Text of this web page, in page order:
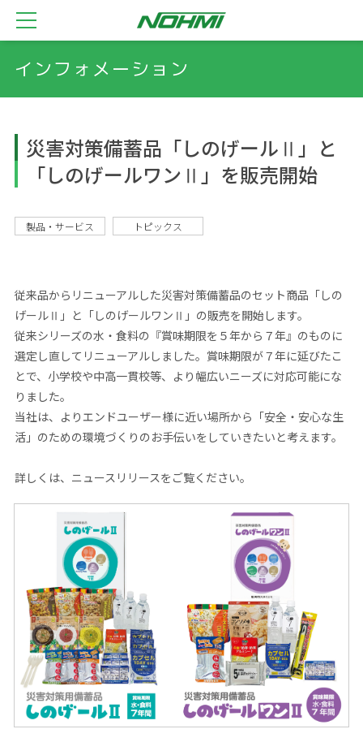
インフォメーション
災害対策備蓄品「しのげールⅡ」と
「しのげールワンⅡ」を販売開始
製品・サービス トピックス
従来品からリニューアルした災害対策備蓄品のセット商品「しの
げールⅡ」と「しのげールワンⅡ」の販売を開始します。
従来シリーズの水・食料の『賞味期限を５年から７年』のものに
選定し直してリニューアルしました。賞味期限が７年に延びたこ
とで、小学校や中高一貫校等、より幅広いニーズに対応可能にな
りました。
当社は、よりエンドユーザー様に近い場所から「安全・安心な生
活」のための環境づくりのお手伝いをしていきたいと考えます。
詳しくは、ニュースリリースをご覧ください。